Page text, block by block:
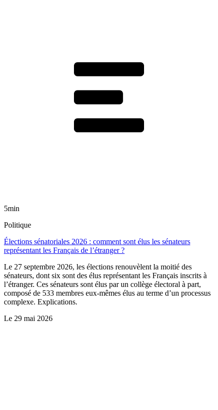
5min
Politique
Élections sénatoriales 2026 : comment sont élus les sénateurs
représentant les Français de l’étranger ?
Le 27 septembre 2026, les élections renouvèlent la moitié des
sénateurs, dont six sont des élus représentant les Français inscrits à
l’étranger. Ces sénateurs sont élus par un collège électoral à part,
composé de 533 membres eux-mêmes élus au terme d’un processus
complexe. Explications.
Le 29 mai 2026